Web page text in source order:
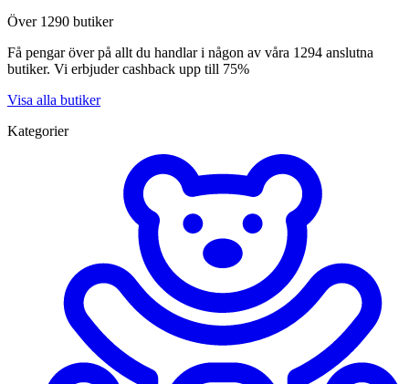
Över 1290 butiker
Få pengar över på allt du handlar i någon av våra 1294 anslutna
butiker. Vi erbjuder cashback upp till 75%
Visa alla butiker
Kategorier